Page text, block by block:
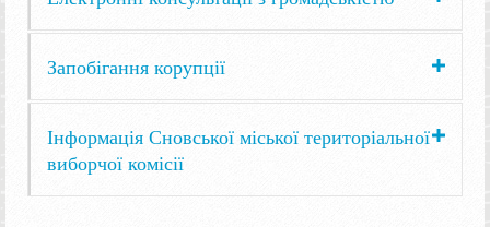
Запобігання корупції
Інформація Сновської міської територіальної
виборчої комісії